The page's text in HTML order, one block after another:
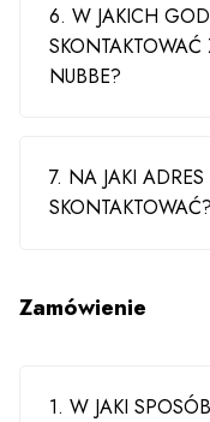
6. W JAKICH
NUBBE?
7. NA JAKI
SKONTAKTOWAĆ?
Zamówienie
1. W JAKI